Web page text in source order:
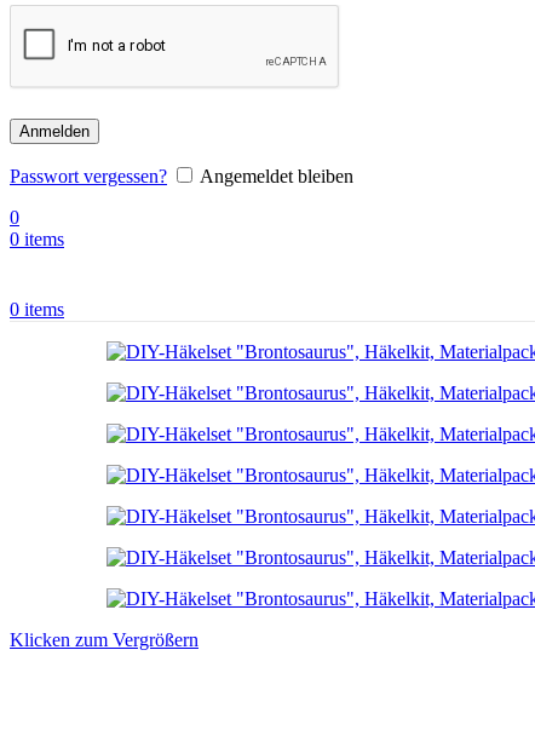
Anmelden
Passwort vergessen?
Angemeldet bleiben
0
0 items
0 items
Klicken zum Vergrößern